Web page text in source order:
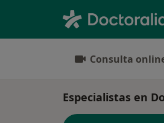
Consulta
Especialistas en